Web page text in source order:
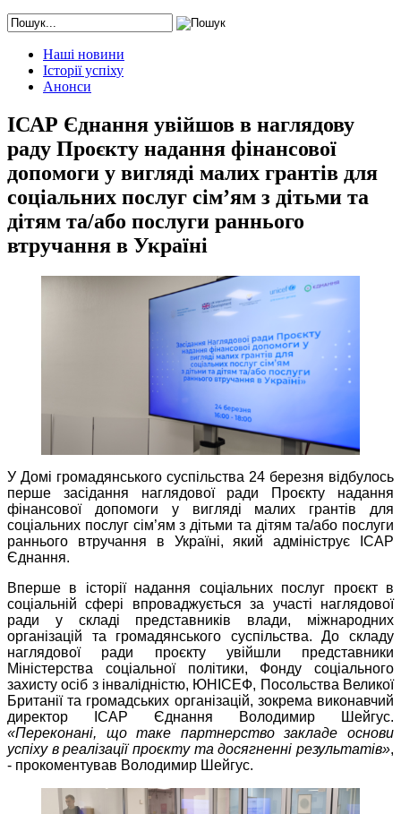
Наші новини
Історії успіху
Анонси
ІСАР Єднання увійшов в наглядову
раду Проєкту надання фінансової
допомоги у вигляді малих грантів для
соціальних послуг сім’ям з дітьми та
дітям та/або послуги раннього
втручання в Україні
У Домі громадянського суспільства 24 березня відбулось
перше засідання наглядової ради Проєкту надання
фінансової допомоги у вигляді малих грантів для
соціальних послуг сім’ям з дітьми та дітям та/або послуги
раннього втручання в Україні, який адмініструє ІСАР
Єднання.
Вперше в історії надання соціальних послуг проєкт в
соціальній сфері впроваджується за участі наглядової
ради у складі представників влади, міжнародних
організацій та громадянського суспільства. До складу
наглядової ради проєкту увійшли представники
Міністерства соціальної політики, Фонду соціального
захисту осіб з інвалідністю, ЮНІСЕФ, Посольства Великої
Британії та громадських організацій, зокрема виконавчий
директор ІСАР Єднання Володимир Шейгус.
«Переконані, що таке партнерство закладе основи
успіху в реалізації проєкту та досягненні результатів»,
- прокоментував Володимир Шейгус.